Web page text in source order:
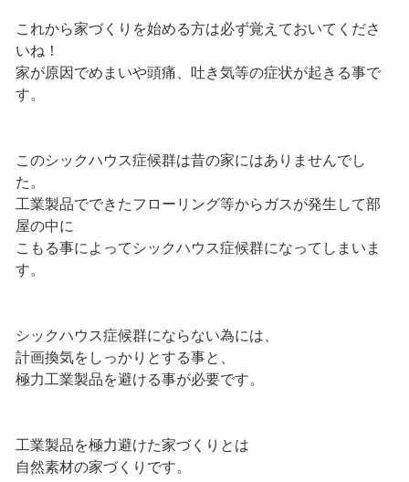
これから家づくりを始める方は必ず覚えておいてくださ
いね！
家が原因でめまいや頭痛、吐き気等の症状が起きる事で
す。
このシックハウス症候群は昔の家にはありませんでし
た。
工業製品でできたフローリング等からガスが発生して部
屋の中に
こもる事によってシックハウス症候群になってしまいま
す。
シックハウス症候群にならない為には、
計画換気をしっかりとする事と、
極力工業製品を避ける事が必要です。
工業製品を極力避けた家づくりとは
自然素材の家づくりです。